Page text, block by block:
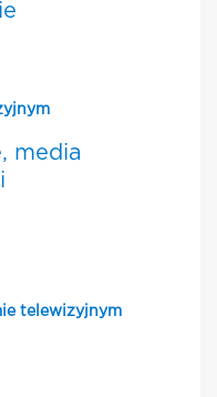
media
telewizyjnym